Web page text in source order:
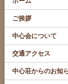
ご挨拶
中心会について
交通アクセス
中心荘からのお知